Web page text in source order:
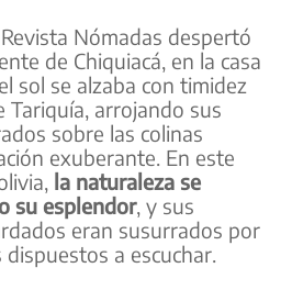
Nómadas despertó
de Chiquiacá, en la casa
sol se alzaba con timidez
Tariquía, arrojando sus
sobre las colinas
exuberante. En este
la naturaleza se
su esplendor, y sus
eran susurrados por
a escuchar.